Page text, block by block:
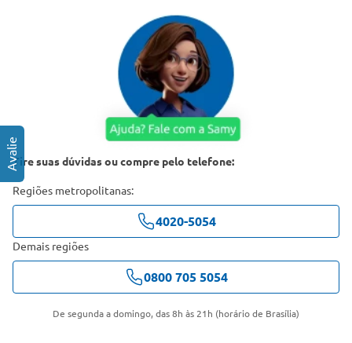
Tire suas dúvidas ou compre pelo telefone:
Regiões metropolitanas:
4020-5054
Demais regiões
0800 705 5054
De segunda a domingo, das 8h às 21h (horário de Brasília)